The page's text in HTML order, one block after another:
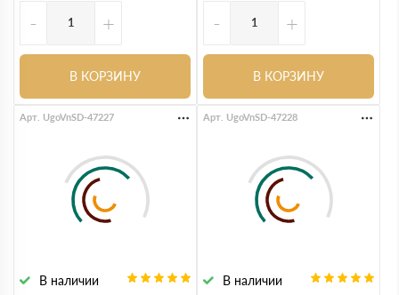
- +
В КОРЗИНУ
- +
В КОРЗИНУ
В наличии
Арт. UgoVnSD-47227
В наличии
Арт. UgoVnSD-47228